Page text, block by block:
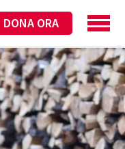
DONA ORA